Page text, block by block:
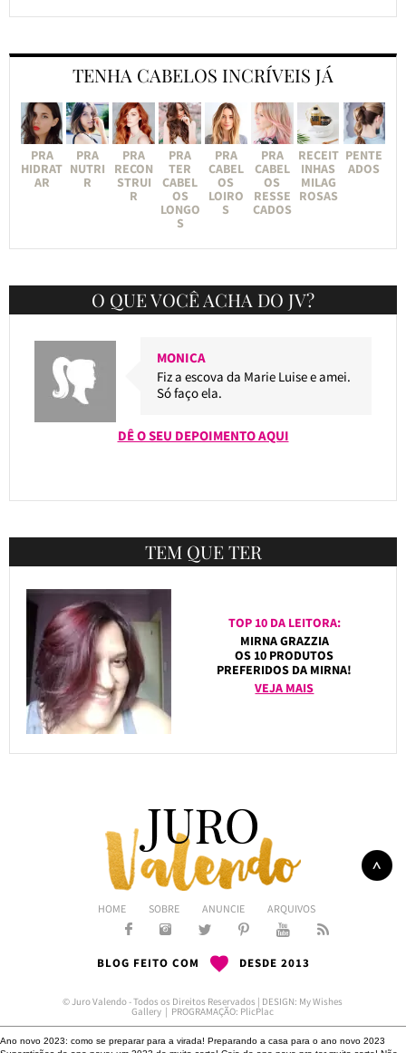
TENHA CABELOS INCRÍVEIS JÁ
PRA
HIDRAT
AR
PRA
NUTRI
R
PRA
RECON
STRUI
R
PRA
TER
CABEL
OS
LONGO
S
PRA
CABEL
OS
LOIRO
S
PRA
CABEL
OS
RESSE
CADOS
RECEIT
INHAS
MILAG
ROSAS
PENTE
ADOS
O QUE VOCÊ ACHA DO JV?
MONICA
Fiz a escova da Marie Luise e amei.
Só faço ela.
DÊ O SEU DEPOIMENTO AQUI
TEM QUE TER
TOP 10 DA LEITORA:
MIRNA GRAZZIA
OS 10 PRODUTOS
PREFERIDOS DA MIRNA!
VEJA MAIS
HOME SOBRE ANUNCIE ARQUIVOS
BLOG FEITO COM DESDE 2013
© Juro Valendo - Todos os Direitos Reservados | DESIGN: My Wishes
Gallery | PROGRAMAÇÃO: PlicPlac
Ano novo 2023: como se preparar para a virada! Preparando a casa para o ano novo 2023